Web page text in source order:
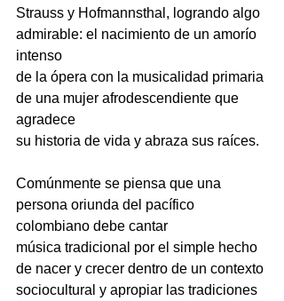
Strauss y Hofmannsthal, logrando algo
admirable: el nacimiento de un amorío
intenso
de la ópera con la musicalidad primaria
de una mujer afrodescendiente que
agradece
su historia de vida y abraza sus raíces.
Comúnmente se piensa que una
persona oriunda del pacífico
colombiano debe cantar
música tradicional por el simple hecho
de nacer y crecer dentro de un contexto
sociocultural y apropiar las tradiciones